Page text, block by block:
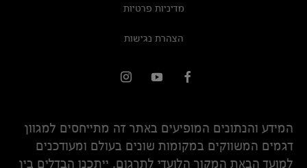
מדיניות פרטיות
הצהרת נגישות
המידע והנתונים המופיעים באתר זה מתייחסים למגוון
דגמים המשווקים במקומות שונים בעולם ומעודכנים
למועד הבאת המקור הלועדי לתרגום. ייתכנו הבדלים בין